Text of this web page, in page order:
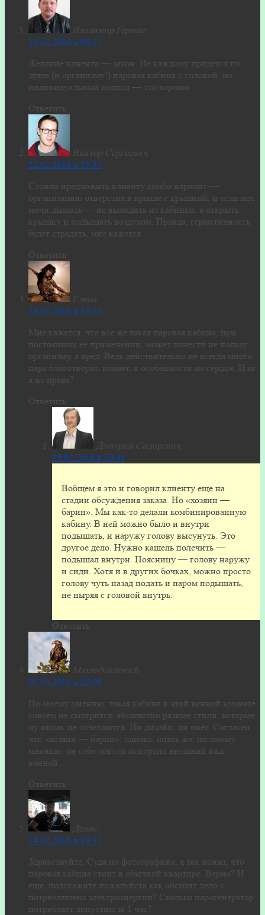
Владимир Герман
16.02.2016 в 00:17
Желание клиента — закон. Не каждому придется по
душе (и организму!) паровая кабина с головой, но
индивидуальный подход — это хорошо.
Ответить
Виктор Сергеевич
22.02.2016 в 19:35
Стоило предложить клиенту комбо-вариант —
организацию отверстия в крыше с крышкой, и если нет
мочи дышать — не выходить из кабинки, а открыть
крышку и подышать воздухом. Правда, герметичность
будет страдать, мне кажется.
Ответить
Елена
29.02.2016 в 19:54
Мне кажется, что все же такая паровая кабина, при
постоянном ее применении, может нанести не пользу
организму, а вред. Ведь действительно не всегда много
пара благотворно влияет, в особенности на сердце. Или
я не права?
Ответить
Дмитрий Сидоревич
29.02.2016 в 20:41
Вобщем я это и говорил клиенту еще на
стадии обсуждения заказа. Но «хозяин —
барин». Мы как-то делали комбинированную
кабину. В ней можно было и внутри
подышать, и наружу голову высунуть. Это
другое дело. Нужно кашель полечить —
подышал внутри. Поясницу — голову наружу
и сиди. Хотя и в других бочках, можно просто
голову чуть назад подать и паром подышать,
не ныряя с головой внутрь.
Ответить
MaximNikitovich
07.03.2016 в 20:08
По-моему мнению, такая кабина в этой ванной комнате
совсем не смотрится, абсолютно разные стили, которые
ну никак не сочетаются. Ни дизайн, ни цвет. Согласен
что «хозяин — барин», однако, опять же, по-моему
мнению, он себе совсем испортил внешний вид
ванной…
Ответить
Денис
14.03.2016 в 19:31
Здравствуйте. Судя по фотографиям, я так понял, что
паровая кабина стоит в обычной квартире. Верно? И
еще, подскажите пожалуйста как обстоит дело с
потреблением электроэнергии? Сколько парогенератор
потребляет допустим за 1 час?